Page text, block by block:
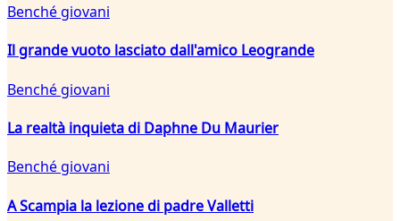
Benché giovani
Il grande vuoto lasciato dall'amico Leogrande
Benché giovani
La realtà inquieta di Daphne Du Maurier
Benché giovani
A Scampia la lezione di padre Valletti